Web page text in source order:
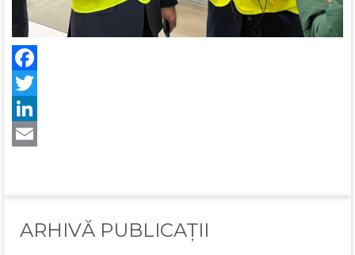
ARHIVĂ PUBLICAȚII